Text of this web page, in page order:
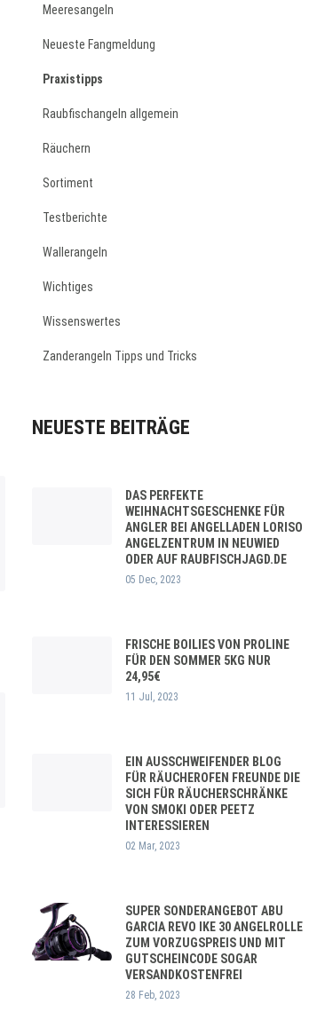
Meeresangeln
Neueste Fangmeldung
Praxistipps
Raubfischangeln allgemein
Räuchern
Sortiment
Testberichte
Wallerangeln
Wichtiges
Wissenswertes
Zanderangeln Tipps und Tricks
NEUESTE BEITRÄGE
DAS PERFEKTE
WEIHNACHTSGESCHENKE FÜR
ANGLER BEI ANGELLADEN LORISO
ANGELZENTRUM IN NEUWIED
ODER AUF RAUBFISCHJAGD.DE
05 Dec, 2023
FRISCHE BOILIES VON PROLINE
FÜR DEN SOMMER 5KG NUR
24,95€
11 Jul, 2023
EIN AUSSCHWEIFENDER BLOG
FÜR RÄUCHEROFEN FREUNDE DIE
SICH FÜR RÄUCHERSCHRÄNKE
VON SMOKI ODER PEETZ
INTERESSIEREN
02 Mar, 2023
SUPER SONDERANGEBOT ABU
GARCIA REVO IKE 30 ANGELROLLE
ZUM VORZUGSPREIS UND MIT
GUTSCHEINCODE SOGAR
VERSANDKOSTENFREI
28 Feb, 2023